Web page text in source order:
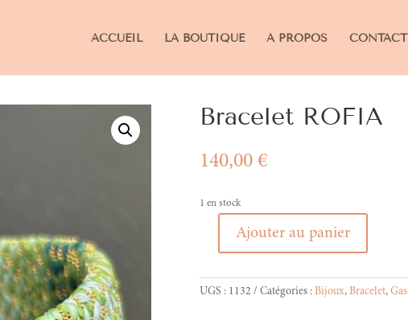
ACCUEIL LA BOUTIQUE A PROPOS CONTACT
Bracelet ROFIA
140,00 €
1 en stock
Bracelet
ROFIA
Ajouter au panier
UGS : 1132 Catégories : Bijoux, Bracelet, Gas